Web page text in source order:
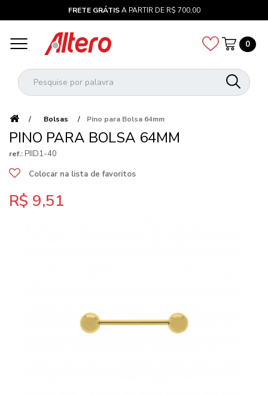
FRETE GRÁTISA PARTIR DE R$ 700,00
0
Bolsas Pino para Bolsa 64mm
PINO PARA BOLSA 64MM
ref.: PIID1-40
Colocar na lista de favoritos
R$ 9,51